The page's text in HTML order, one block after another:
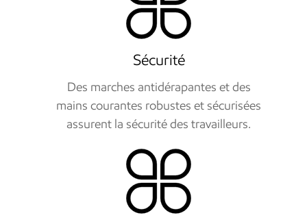
Sécurité
Des marches antidérapantes et des
mains courantes robustes et sécurisées
assurent la sécurité des travailleurs.